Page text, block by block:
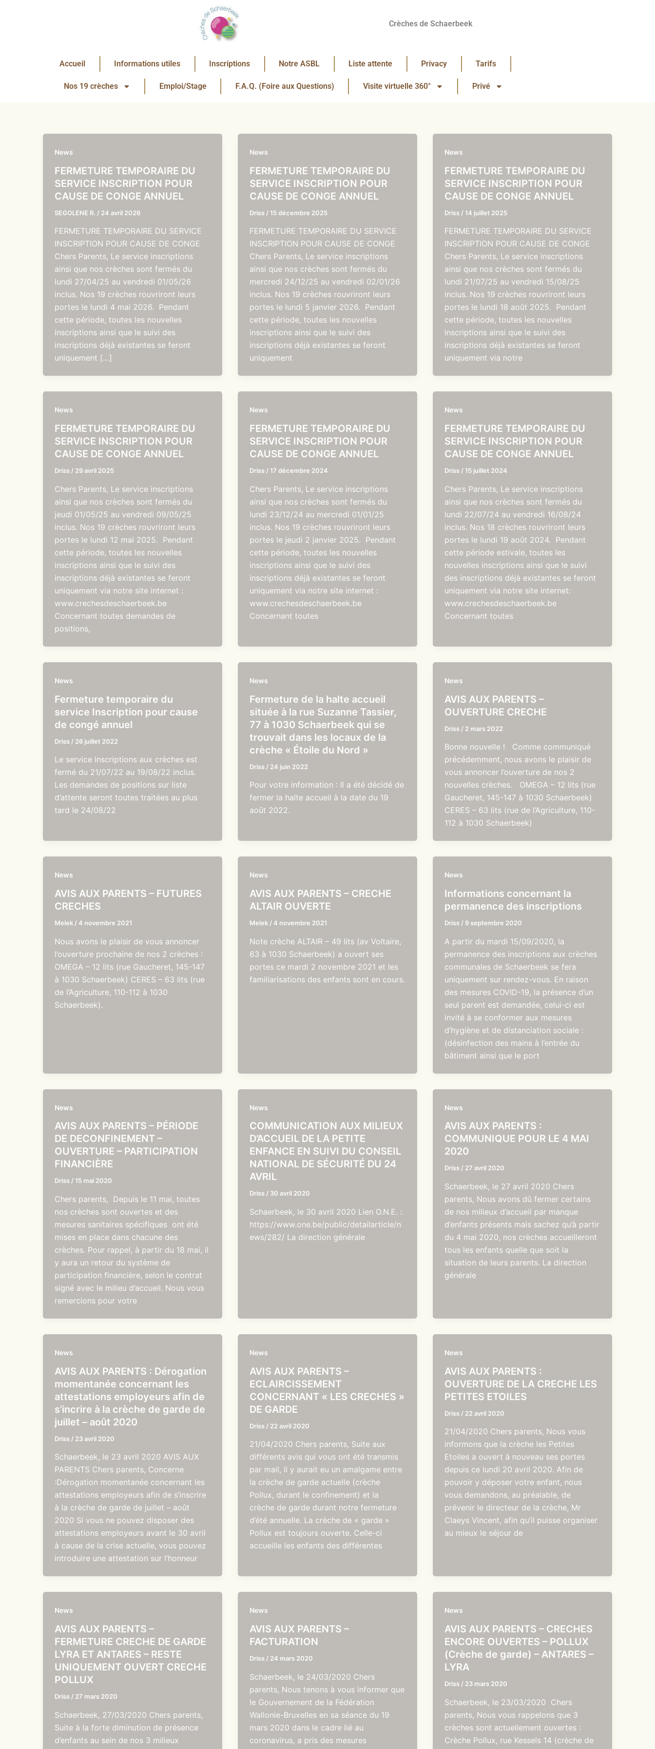
Crèches de Schaerbeek
Accueil Informations utiles Inscriptions Notre ASBL Liste attente Privacy Tarifs
Nos 19 crèches Emploi/Stage F.A.Q. (Foire aux Questions) Visite virtuelle 360° Privé
News
FERMETURE TEMPORAIRE DU
SERVICE INSCRIPTION POUR
CAUSE DE CONGE ANNUEL
SEGOLENE R. / 24 avril 2026
FERMETURE TEMPORAIRE DU SERVICE
INSCRIPTION POUR CAUSE DE CONGE
Chers Parents, Le service inscriptions
ainsi que nos crèches sont fermés du
lundi 27/04/25 au vendredi 01/05/26
inclus. Nos 19 crèches rouvriront leurs
portes le lundi 4 mai 2026. Pendant
cette période, toutes les nouvelles
inscriptions ainsi que le suivi des
inscriptions déjà existantes se feront
uniquement […]
News
FERMETURE TEMPORAIRE DU
SERVICE INSCRIPTION POUR
CAUSE DE CONGE ANNUEL
Driss / 15 décembre 2025
FERMETURE TEMPORAIRE DU SERVICE
INSCRIPTION POUR CAUSE DE CONGE
Chers Parents, Le service inscriptions
ainsi que nos crèches sont fermés du
mercredi 24/12/25 au vendredi 02/01/26
inclus. Nos 19 crèches rouvriront leurs
portes le lundi 5 janvier 2026. Pendant
cette période, toutes les nouvelles
inscriptions ainsi que le suivi des
inscriptions déjà existantes se feront
uniquement
News
FERMETURE TEMPORAIRE DU
SERVICE INSCRIPTION POUR
CAUSE DE CONGE ANNUEL
Driss / 14 juillet 2025
FERMETURE TEMPORAIRE DU SERVICE
INSCRIPTION POUR CAUSE DE CONGE
Chers Parents, Le service inscriptions
ainsi que nos crèches sont fermés du
lundi 21/07/25 au vendredi 15/08/25
inclus. Nos 19 crèches rouvriront leurs
portes le lundi 18 août 2025. Pendant
cette période, toutes les nouvelles
inscriptions ainsi que le suivi des
inscriptions déjà existantes se feront
uniquement via notre
News
FERMETURE TEMPORAIRE DU
SERVICE INSCRIPTION POUR
CAUSE DE CONGE ANNUEL
Driss / 29 avril 2025
Chers Parents, Le service inscriptions
ainsi que nos crèches sont fermés du
jeudi 01/05/25 au vendredi 09/05/25
inclus. Nos 19 crèches rouvriront leurs
portes le lundi 12 mai 2025. Pendant
cette période, toutes les nouvelles
inscriptions ainsi que le suivi des
inscriptions déjà existantes se feront
uniquement via notre site internet :
www.crechesdeschaerbeek.be
Concernant toutes demandes de
positions,
News
FERMETURE TEMPORAIRE DU
SERVICE INSCRIPTION POUR
CAUSE DE CONGE ANNUEL
Driss / 17 décembre 2024
Chers Parents, Le service inscriptions
ainsi que nos crèches sont fermés du
lundi 23/12/24 au mercredi 01/01/25
inclus. Nos 19 crèches rouvriront leurs
portes le jeudi 2 janvier 2025. Pendant
cette période, toutes les nouvelles
inscriptions ainsi que le suivi des
inscriptions déjà existantes se feront
uniquement via notre site internet :
www.crechesdeschaerbeek.be
Concernant toutes
News
FERMETURE TEMPORAIRE DU
SERVICE INSCRIPTION POUR
CAUSE DE CONGE ANNUEL
Driss / 15 juillet 2024
Chers Parents, Le service inscriptions
ainsi que nos crèches sont fermés du
lundi 22/07/24 au vendredi 16/08/24
inclus. Nos 18 crèches rouvriront leurs
portes le lundi 19 août 2024. Pendant
cette période estivale, toutes les
nouvelles inscriptions ainsi que le suivi
des inscriptions déjà existantes se feront
uniquement via notre site internet:
www.crechesdeschaerbeek.be
Concernant toutes
News
Fermeture temporaire du
service Inscription pour cause
de congé annuel
Driss / 26 juillet 2022
Le service Inscriptions aux crèches est
fermé du 21/07/22 au 19/08/22 inclus.
Les demandes de positions sur liste
d’attente seront toutes traitées au plus
tard le 24/08/22
News
Fermeture de la halte accueil
située à la rue Suzanne Tassier,
77 à 1030 Schaerbeek qui se
trouvait dans les locaux de la
crèche « Étoile du Nord »
Driss / 24 juin 2022
Pour votre information : Il a été décidé de
fermer la halte accueil à la date du 19
août 2022.
News
AVIS AUX PARENTS –
OUVERTURE CRECHE
Driss / 2 mars 2022
Bonne nouvelle ! Comme communiqué
précédemment, nous avons le plaisir de
vous annoncer l’ouverture de nos 2
nouvelles crèches. OMEGA – 12 lits (rue
Gaucheret, 145-147 à 1030 Schaerbeek)
CERES – 63 lits (rue de l’Agriculture, 110-
112 à 1030 Schaerbeek)
News
AVIS AUX PARENTS – FUTURES
CRECHES
Melek /4 novembre 2021
Nous avons le plaisir de vous annoncer
l’ouverture prochaine de nos 2 crèches :
OMEGA – 12 lits (rue Gaucheret, 145-147
à 1030 Schaerbeek) CERES – 63 lits (rue
de l’Agriculture, 110-112 à 1030
Schaerbeek).
News
AVIS AUX PARENTS – CRECHE
ALTAIR OUVERTE
Melek /4 novembre 2021
Note crèche ALTAIR – 49 lits (av Voltaire,
63 à 1030 Schaerbeek) a ouvert ses
portes ce mardi 2 novembre 2021 et les
familiarisations des enfants sont en cours.
News
Informations concernant la
permanence des inscriptions
Driss / 9 septembre 2020
A partir du mardi 15/09/2020, la
permanence des inscriptions aux crèches
communales de Schaerbeek se fera
uniquement sur rendez-vous. En raison
des mesures COVID-19, la présence d’un
seul parent est demandée, celui-ci est
invité à se conformer aux mesures
d’hygiène et de distanciation sociale :
(désinfection des mains à l’entrée du
bâtiment ainsi que le port
News
AVIS AUX PARENTS – PÉRIODE
DE DECONFINEMENT –
OUVERTURE – PARTICIPATION
FINANCIÈRE
Driss / 15 mai 2020
Chers parents, Depuis le 11 mai, toutes
nos crèches sont ouvertes et des
mesures sanitaires spécifiques ont été
mises en place dans chacune des
crèches. Pour rappel, à partir du 18 mai, il
y aura un retour du système de
participation financière, selon le contrat
signé avec le milieu d’accueil. Nous vous
remercions pour votre
News
COMMUNICATION AUX MILIEUX
D’ACCUEIL DE LA PETITE
ENFANCE EN SUIVI DU CONSEIL
NATIONAL DE SÉCURITÉ DU 24
AVRIL
Driss / 30 avril 2020
Schaerbeek, le 30 avril 2020 Lien O.N.E. :
https://www.one.be/public/detailarticle/n
ews/282/ La direction générale
News
AVIS AUX PARENTS :
COMMUNIQUE POUR LE 4 MAI
2020
Driss / 27 avril 2020
Schaerbeek, le 27 avril 2020 Chers
parents, Nous avons dû fermer certains
de nos milieux d’accueil par manque
d’enfants présents mais sachez qu’à partir
du 4 mai 2020, nos crèches accueilleront
tous les enfants quelle que soit la
situation de leurs parents. La direction
générale
News
AVIS AUX PARENTS : Dérogation
momentanée concernant les
attestations employeurs afin de
s’incrire à la crèche de garde de
juillet – août 2020
Driss / 23 avril 2020
Schaerbeek, le 23 avril 2020 AVIS AUX
PARENTS Chers parents, Concerne
:Dérogation momentanée concernant les
attestations employeurs afin de s’inscrire
à la crèche de garde de juillet – août
2020 Si vous ne pouvez disposer des
attestations employeurs avant le 30 avril
à cause de la crise actuelle, vous pouvez
introduire une attestation sur l’honneur
News
AVIS AUX PARENTS –
ECLAIRCISSEMENT
CONCERNANT « LES CRECHES »
DE GARDE
Driss / 22 avril 2020
21/04/2020 Chers parents, Suite aux
différents avis qui vous ont été transmis
par mail, il y aurait eu un amalgame entre
la crèche de garde actuelle (crèche
Pollux, durant le confinement) et la
crèche de garde durant notre fermeture
d’été annuelle. La crèche de « garde »
Pollux est toujours ouverte. Celle-ci
accueille les enfants des différentes
News
AVIS AUX PARENTS :
OUVERTURE DE LA CRECHE LES
PETITES ETOILES
Driss / 22 avril 2020
21/04/2020 Chers parents, Nous vous
informons que la crèche les Petites
Etoiles a ouvert à nouveau ses portes
depuis ce lundi 20 avril 2020. Afin de
pouvoir y déposer votre enfant, nous
vous demandons, au préalable, de
prévenir le directeur de la crèche, Mr
Claeys Vincent, afin qu’il puisse organiser
au mieux le séjour de
News
AVIS AUX PARENTS –
FERMETURE CRECHE DE GARDE
LYRA ET ANTARES – RESTE
UNIQUEMENT OUVERT CRECHE
POLLUX
Driss / 27 mars 2020
Schaerbeek, 27/03/2020 Chers parents,
Suite à la forte diminution de présence
d’enfants au sein de nos 3 milieux
News
AVIS AUX PARENTS –
FACTURATION
Driss / 24 mars 2020
Schaerbeek, le 24/03/2020 Chers
parents, Nous tenons à vous informer que
le Gouvernement de la Fédération
Wallonie-Bruxelles en sa séance du 19
mars 2020 dans le cadre lié au
coronavirus, a pris des mesures
News
AVIS AUX PARENTS – CRECHES
ENCORE OUVERTES – POLLUX
(Crèche de garde) – ANTARES –
LYRA
Driss / 23 mars 2020
Schaerbeek, le 23/03/2020 Chers
parents, Nous vous rappelons que 3
crèches sont actuellement ouvertes :
Crèche Pollux, rue Kessels 14 (crèche de